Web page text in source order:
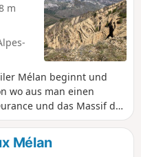
m
Mélan beginnt und
wo aus man einen
und das Massif des
breiten Wegen,
Sie ist ohne
Mélan